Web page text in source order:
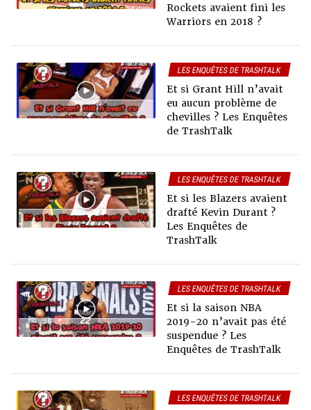
Rockets avaient fini les
Warriors en 2018 ?
LES ENQUÊTES DE TRASHTALK
Et si Grant Hill n’avait
eu aucun problème de
chevilles ? Les Enquêtes
de TrashTalk
LES ENQUÊTES DE TRASHTALK
Et si les Blazers avaient
drafté Kevin Durant ?
Les Enquêtes de
TrashTalk
LES ENQUÊTES DE TRASHTALK
Et si la saison NBA
2019-20 n’avait pas été
suspendue ? Les
Enquêtes de TrashTalk
LES ENQUÊTES DE TRASHTALK